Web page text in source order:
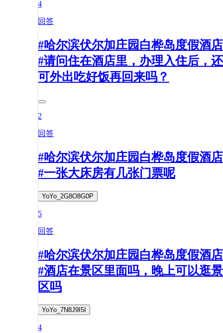
4
回答
#哈尔滨伏尔加庄园白桦岛度假酒店
#请问住在酒店里，办理入住后，还
可外出吃好饭再回来吗？
2
回答
#哈尔滨伏尔加庄园白桦岛度假酒店
#一张大床房有几张门票呢
YoYo_2G8O8G0P
5
回答
#哈尔滨伏尔加庄园白桦岛度假酒店
#酒店在景区里面吗，晚上可以逛景
区吗
YoYo_7N8J9I5I
4